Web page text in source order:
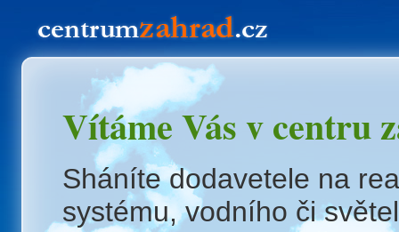
Vítáme Vás v centru
Sháníte dodavetele na
systému, vodního či